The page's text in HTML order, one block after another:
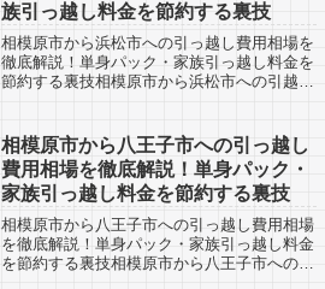
族引っ越し料金を節約する裏技
相模原市から浜松市への引っ越し費用相場を
徹底解説！単身パック・家族引っ越し料金を
節約する裏技相模原市から浜松市への引越し
から浜松市までは約220kmの距離ですが...
相模原市から八王子市への引っ越し
費用相場を徹底解説！単身パック・
家族引っ越し料金を節約する裏技
相模原市から八王子市への引っ越し費用相場
を徹底解説！単身パック・家族引っ越し料金
を節約する裏技相模原市から八王子市への引